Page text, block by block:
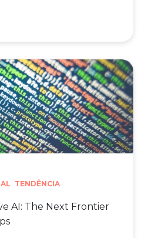
TENDÊNCIA
AI: The Next Frontier